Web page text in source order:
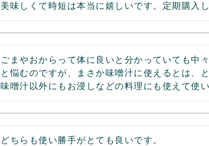
美味しくて時短は本当に嬉しいです。定期購入し
ごまやおからって体に良いと分かっていても中
と悩むのですが、まさか味噌汁に使えるとは、
味噌汁以外にもお浸しなどの料理にも使えて使
どちらも使い勝手がとても良いです。